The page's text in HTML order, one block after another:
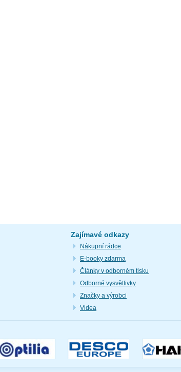
Zajímavé odkazy
Nákupní rádce
E-booky zdarma
Články v odborném tisku
Odborné vysvětlivky
Značky a výrobci
Videa